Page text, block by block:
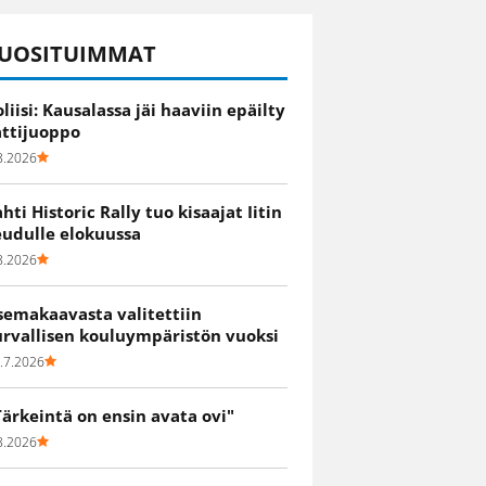
Kausalassa jäi haaviin epäilty
Historic Rally tuo kisaajat Iitin
elokuussa
valitettiin
kouluympäristön vuoksi
on ensin avata ovi"